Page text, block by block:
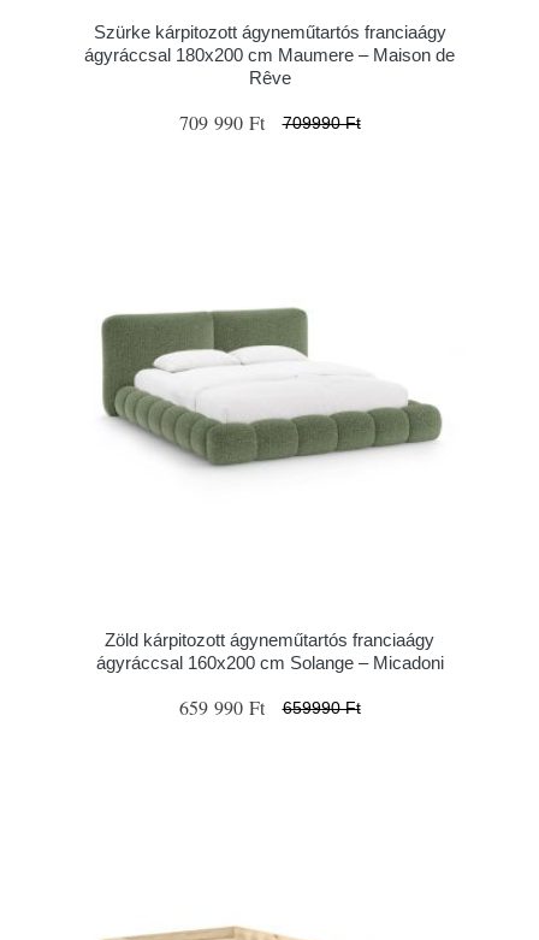
Szürke kárpitozott ágyneműtartós franciaágy
ágyráccsal 180x200 cm Maumere – Maison de
Rêve
709 990 Ft 709990 Ft
Zöld kárpitozott ágyneműtartós franciaágy
ágyráccsal 160x200 cm Solange – Micadoni
659 990 Ft 659990 Ft